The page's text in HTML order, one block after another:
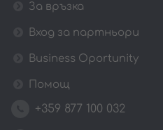
За връзка
Вход за партньори
Business Oportunity
Помощ
+359 877 100 032